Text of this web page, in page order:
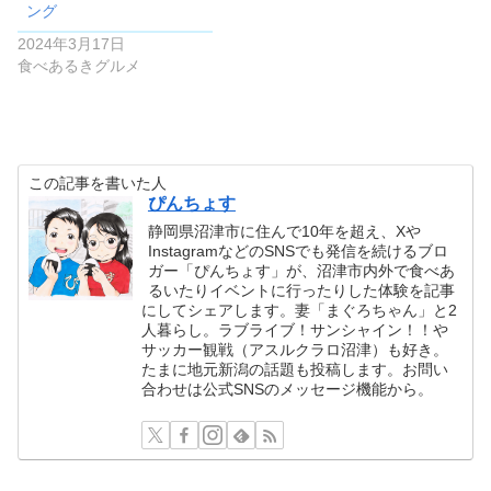
ング
2024年3月17日
食べあるきグルメ
この記事を書いた人
ぴんちょす
静岡県沼津市に住んで10年を超え、Xや
InstagramなどのSNSでも発信を続けるブロ
ガー「ぴんちょす」が、沼津市内外で食べあ
るいたりイベントに行ったりした体験を記事
にしてシェアします。妻「まぐろちゃん」と2
人暮らし。ラブライブ！サンシャイン！！や
サッカー観戦（アスルクラロ沼津）も好き。
たまに地元新潟の話題も投稿します。お問い
合わせは公式SNSのメッセージ機能から。